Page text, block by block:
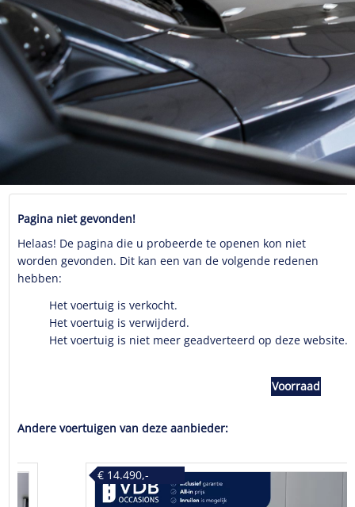
Pagina niet gevonden!
Helaas! De pagina die u probeerde te openen kon niet
worden gevonden. Dit kan een van de volgende redenen
hebben:
Het voertuig is verkocht.
Het voertuig is verwijderd.
Het voertuig is niet meer geadverteerd op deze website.
Voorraad
Andere voertuigen van deze aanbieder:
€ 14.490,-